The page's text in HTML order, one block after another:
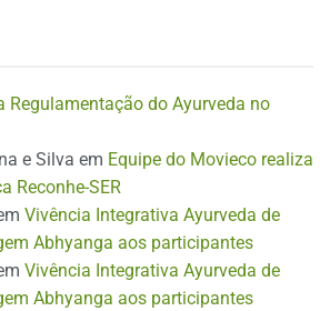
Regulamentação do Ayurveda no
e Silva em Equipe do Movieco realiza
Reconhe-SER
Vivência Integrativa Ayurveda de
Abhyanga aos participantes
Vivência Integrativa Ayurveda de
Abhyanga aos participantes